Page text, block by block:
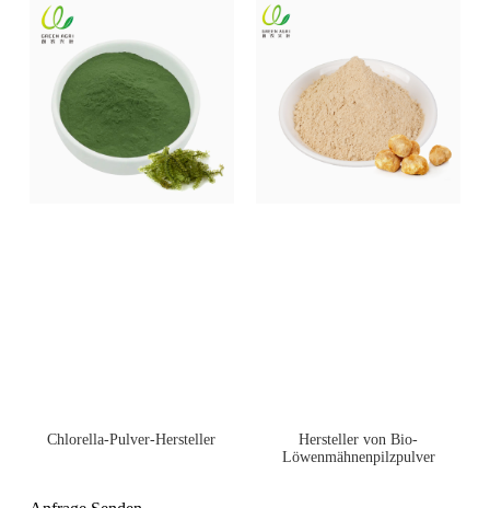
Chlorella-Pulver-Hersteller
Hersteller von Bio-
Löwenmähnenpilzpulver